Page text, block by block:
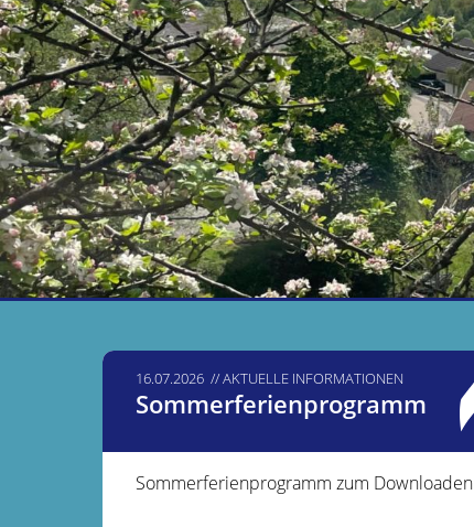
AKTUELLE INFORMATIONEN
16.07.2026
Sommerferienprogramm
Sommerferienprogramm zum Downloaden